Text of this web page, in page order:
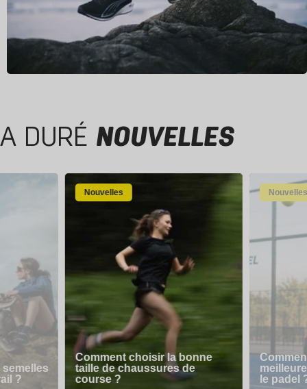
A DURÉ NOUVELLES
?
Nouvelles
Comment choisir la bonne
taille de chaussures de
course ?
Nouvelles
le padel